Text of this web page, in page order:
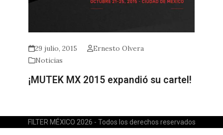
29 julio, 2015
Ernesto Olvera
Noticias
¡MUTEK MX 2015 expandió su cartel!
FILTER MÉXICO 2026 - Todos los derechos reservados